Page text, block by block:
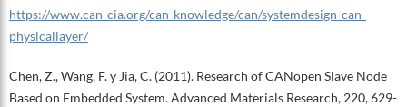
https://www.can-cia.org/can-knowledge/can/systemdesign-can-
physicallayer/
Chen, Z., Wang, F. y Jia, C. (2011). Research of CANopen Slave Node
Based on Embedded System. Advanced Materials Research, 220, 629-